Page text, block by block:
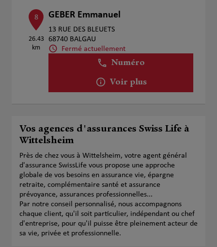
8
26.43
km
GEBER Emmanuel
13 RUE DES BLEUETS
68740 BALGAU
Fermé actuellement
Numéro
Voir plus
Vos agences d'assurances Swiss Life à
Wittelsheim
Près de chez vous à Wittelsheim, votre agent général
d'assurance SwissLife vous propose une approche
globale de vos besoins en assurance vie, épargne
retraite, complémentaire santé et assurance
prévoyance, assurances professionnelles...
Par notre conseil personnalisé, nous accompagnons
chaque client, qu'il soit particulier, indépendant ou chef
d'entreprise, pour qu'il puisse être pleinement acteur de
sa vie, privée et professionnelle.